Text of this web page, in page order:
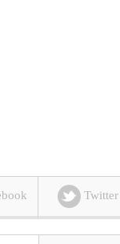
Twitter